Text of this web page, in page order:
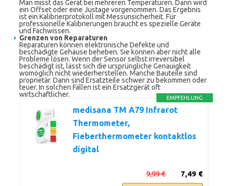
Man misst das Gerät bei mehreren Temperaturen. Dann wird
ein Offset oder eine Justage vorgenommen. Das Ergebnis
ist ein Kalibrierprotokoll mit Messunsicherheit. Für
professionelle Kalibrierungen braucht es spezielle Geräte
und Fachwissen.
Grenzen von Reparaturen
Reparaturen können elektronische Defekte und
beschädigte Gehäuse beheben. Sie können aber nicht alle
Probleme lösen. Wenn der Sensor selbst irreversibel
beschädigt ist, lässt sich die ursprüngliche Genauigkeit
womöglich nicht wiederherstellen. Manche Bauteile sind
proprietär. Dann sind Ersatzteile schwer zu bekommen oder
teuer. In solchen Fällen ist ein Ersatzgerät oft
wirtschaftlicher.
EMPFEHLUNG
medisana TM A79 Infrarot
Thermometer,
Fieberthermometer kontaktlos
digital
7,49 €
9,99 €